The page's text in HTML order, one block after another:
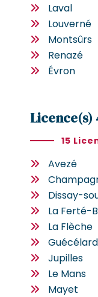
Laval
Louverné
Montsûrs
Renazé
Évron
Licence(s)
15
Avezé
Dissay-
La Ferté-
La Flèche
Guécélard
Jupilles
Le Mans
Mayet